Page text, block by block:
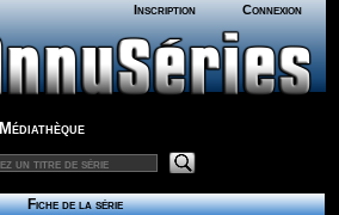
Inscription Connexion
Médiathèque
Fiche de la série